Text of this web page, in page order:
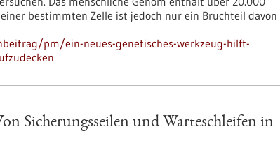
bestimmten Zelle ist jedoch nur ein Bruchteil davon
pm/ein-neues-genetisches-werkzeug-hilft-
Sicherungsseilen und Warteschleifen in